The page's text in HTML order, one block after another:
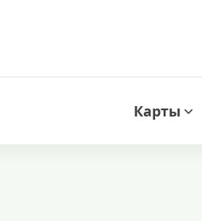
Карты